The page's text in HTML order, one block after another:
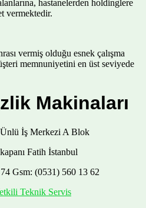
hastanelerden holdinglere
vermektedir.
vermiş olduğu esnek çalışma
memnuniyetini en üst seviyede
Makinaları
İş Merkezi A Blok
Fatih İstanbul
Gsm: (0531) 560 13 62
Teknik Servis